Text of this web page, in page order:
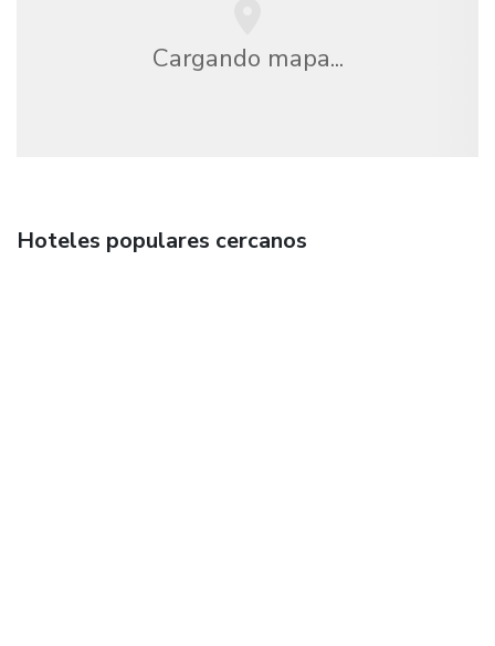
Cargando mapa...
Hoteles populares cercanos